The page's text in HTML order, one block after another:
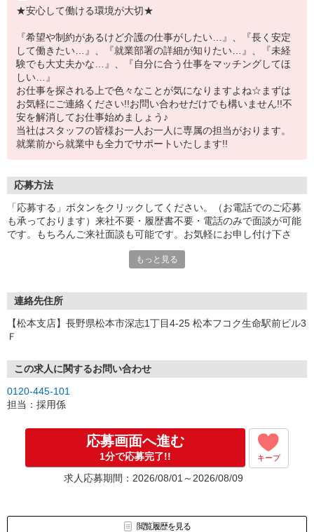
★安心して働ける環境が大切★
『希望や制約があるけど介護の仕事がしたい…』、『長く安定
して働きたい…』、『就業部署の詳細が知りたい…』、『未経
験でも大丈夫かな…』、『自分に合う仕事をマッチングしてほ
しい…』
お仕事を探される上で色々なことが気になりますよね☆まずは
お気軽にご連絡ください!!お問い合わせだけでも構いません!!不
安を解消してお仕事始めましょう♪
当社はスタッフの皆様お一人お一人に専属の担当がおります。
就業前から就業中も全力でサポートいたします!!
応募方法
「応募する」ボタンをクリックしてください。（お電話でのご応募
も承っております）来社不要・履歴書不要・電話のみで面談が可能
です。もちろんご来社面談も可能です。お気軽にお申し付け下さ
もっと見る
連絡先住所
【松本支店】長野県松本市深志1丁目4-25 松本フコク生命駅前ビル3
Ｆ
この求人に関するお問い合わせ
0120-445-101
担当：採用係
応募画面へ進む
1分で応募完了!! キープ
求人応募期間：2026/08/01～2026/08/09
閲覧履歴を見る